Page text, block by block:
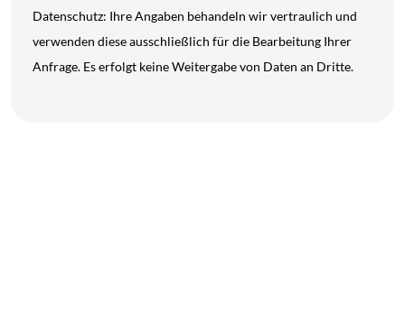
Datenschutz: Ihre Angaben behandeln wir vertraulich und
verwenden diese ausschließlich für die Bearbeitung Ihrer
Anfrage. Es erfolgt keine Weitergabe von Daten an Dritte.